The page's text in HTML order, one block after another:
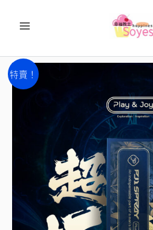
要
內特賣！
始
價
格：
NT$1,980。
前
價
格：
Play
&
Plus
男
性